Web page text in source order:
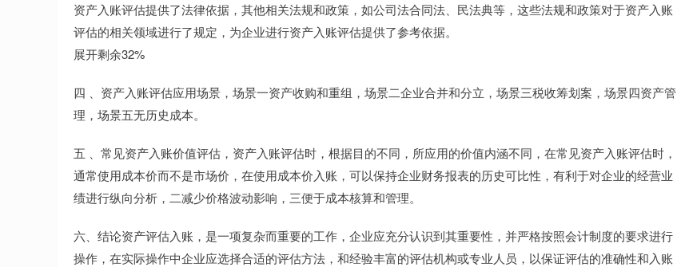
资产入账评估提供了法律依据，其他相关法规和政策，如公司法合同法、民法典等，这些法规和政策对于资产入账
评估的相关领域进行了规定，为企业进行资产入账评估提供了参考依据。
展开剩余32%
四 、资产入账评估应用场景，场景一资产收购和重组，场景二企业合并和分立，场景三税收筹划案，场景四资产管
理，场景五无历史成本。
五 、常见资产入账价值评估，资产入账评估时，根据目的不同，所应用的价值内涵不同，在常见资产入账评估时，
通常使用成本价而不是市场价，在使用成本价入账，可以保持企业财务报表的历史可比性，有利于对企业的经营业
绩进行纵向分析，二减少价格波动影响，三便于成本核算和管理。
六、结论资产评估入账，是一项复杂而重要的工作，企业应充分认识到其重要性，并严格按照会计制度的要求进行
操作，在实际操作中企业应选择合适的评估方法，和经验丰富的评估机构或专业人员，以保证评估的准确性和入账